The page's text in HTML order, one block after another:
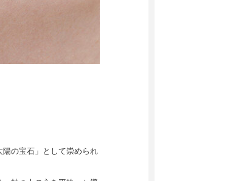
の宝石」として崇められ